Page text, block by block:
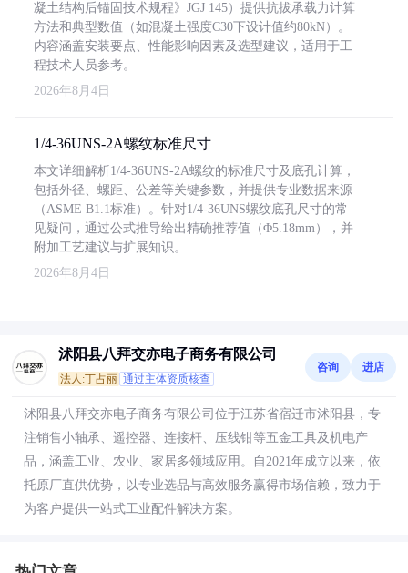
凝土结构后锚固技术规程》JGJ 145）提供抗拔承载力计算
方法和典型数值（如混凝土强度C30下设计值约80kN）。
内容涵盖安装要点、性能影响因素及选型建议，适用于工
程技术人员参考。
2026年8月4日
1/4-36UNS-2A螺纹标准尺寸
本文详细解析1/4-36UNS-2A螺纹的标准尺寸及底孔计算，
包括外径、螺距、公差等关键参数，并提供专业数据来源
（ASME B1.1标准）。针对1/4-36UNS螺纹底孔尺寸的常
见疑问，通过公式推导给出精确推荐值（Φ5.18mm），并
附加工艺建议与扩展知识。
2026年8月4日
沭阳县八拜交亦电子商务有限公司
法人:丁占丽 通过主体资质核查
咨询 进店
沭阳县八拜交亦电子商务有限公司位于江苏省宿迁市沭阳县，专
注销售小轴承、遥控器、连接杆、压线钳等五金工具及机电产
品，涵盖工业、农业、家居多领域应用。自2021年成立以来，依
托原厂直供优势，以专业选品与高效服务赢得市场信赖，致力于
为客户提供一站式工业配件解决方案。